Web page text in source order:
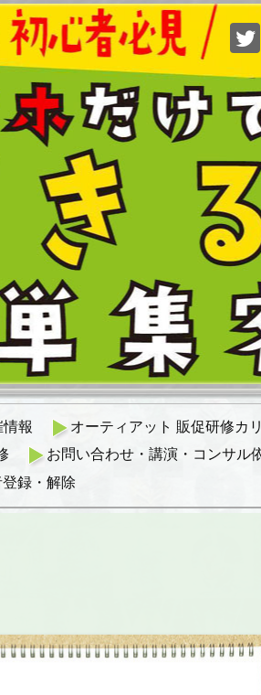
報
オーティアット 販促研修カ
お問い合わせ・講演・コンサル
録・解除